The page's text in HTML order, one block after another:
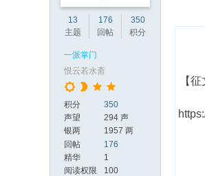
13
主题
176
回帖
350
积分
一派掌门
恨云若水斋
积分
350
声望
294 声
银两
1957 两
回帖
176
精华
1
阅读权限
100
【